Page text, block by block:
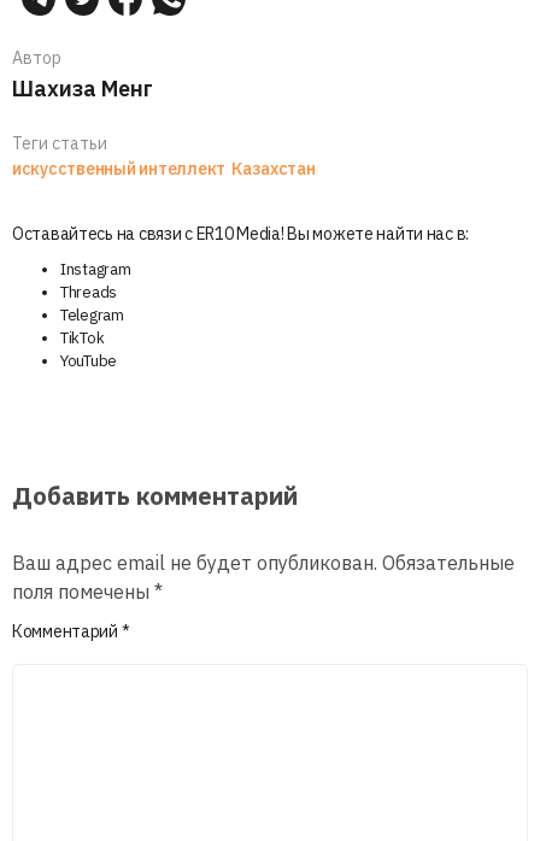
Автор
Шахиза Менг
Теги статьи
искусственный интеллект Казахстан
Оставайтесь на связи с ER10 Media! Вы можете найти нас в:
Instagram
Threads
Telegram
TikTok
YouTube
Добавить комментарий
Ваш адрес email не будет опубликован. Обязательные
поля помечены *
Комментарий *